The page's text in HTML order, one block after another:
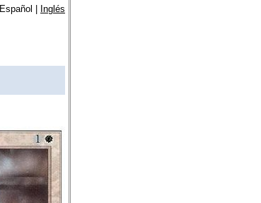
Español | Inglés